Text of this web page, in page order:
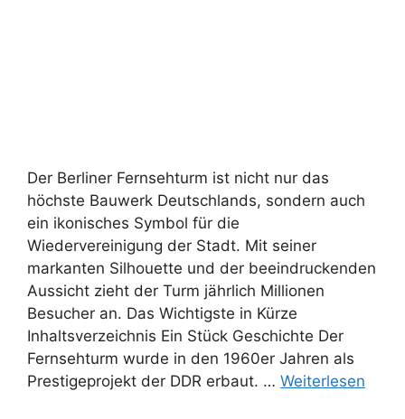
Der Berliner Fernsehturm ist nicht nur das
höchste Bauwerk Deutschlands, sondern auch
ein ikonisches Symbol für die
Wiedervereinigung der Stadt. Mit seiner
markanten Silhouette und der beeindruckenden
Aussicht zieht der Turm jährlich Millionen
Besucher an. Das Wichtigste in Kürze
Inhaltsverzeichnis Ein Stück Geschichte Der
Fernsehturm wurde in den 1960er Jahren als
Prestigeprojekt der DDR erbaut. … Weiterlesen